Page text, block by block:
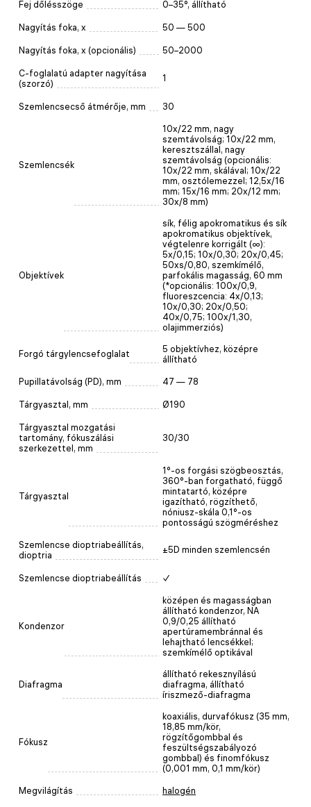
Fej dőlésszöge 0–35°, állítható
Nagyítás foka, x 50 — 500
Nagyítás foka, x (opcionális) 50–2000
C-foglalatú adapter nagyítása
(szorzó)
1
Szemlencsecső átmérője, mm 30
Szemlencsék
10x/22 mm, nagy
szemtávolság; 10x/22 mm,
keresztszállal, nagy
szemtávolság (opcionális:
10x/22 mm, skálával; 10x/22
mm, osztólemezzel; 12,5x/16
mm; 15x/16 mm; 20x/12 mm;
30x/8 mm)
Objektívek
sík, félig apokromatikus és sík
apokromatikus objektívek,
végtelenre korrigált (∞):
5x/0,15; 10x/0,30; 20x/0,45;
50xs/0,80, szemkímélő,
parfokális magasság, 60 mm
(*opcionális: 100x/0,9,
fluoreszcencia: 4x/0,13;
10x/0,30; 20x/0,50;
40x/0,75; 100x/1,30,
olajimmerziós)
Forgó tárgylencsefoglalat
5 objektívhez, középre
állítható
Pupillatávolság (PD), mm 47 — 78
Tárgyasztal, mm Ø190
Tárgyasztal mozgatási
tartomány, fókuszálási
szerkezettel, mm
30/30
Tárgyasztal
1°-os forgási szögbeosztás,
360°-ban forgatható, függő
mintatartó, középre
igazítható, rögzíthető,
nóniusz-skála 0,1°-os
pontosságú szögméréshez
Szemlencse dioptriabeállítás,
dioptria
±5D minden szemlencsén
Szemlencse dioptriabeállítás ✓
Kondenzor
középen és magasságban
állítható kondenzor, NA
0,9/0,25 állítható
apertúramembránnal és
lehajtható lencsékkel;
szemkímélő optikával
Diafragma
állítható rekesznyílású
diafragma, állítható
íriszmező-diafragma
Fókusz
koaxiális, durvafókusz (35 mm,
18,85 mm/kör,
rögzítőgombbal és
feszültségszabályozó
gombbal) és finomfókusz
(0,001 mm, 0,1 mm/kör)
Megvilágítás halogén